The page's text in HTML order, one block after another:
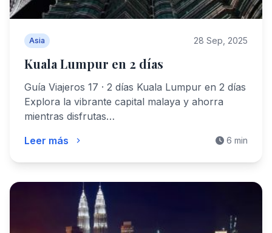
Asia 28 Sep, 2025
Kuala Lumpur en 2 días
Guía Viajeros 17 · 2 días Kuala Lumpur en 2 días
Explora la vibrante capital malaya y ahorra
mientras disfrutas…
Leer más
6 min